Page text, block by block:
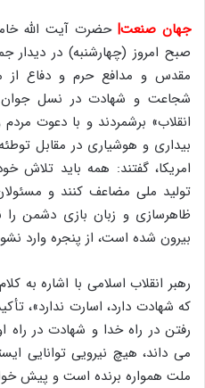
جهان صنعت| حضرت آیت الله
صبح امروز (چهارشنبه) در دیدار
مقدس و مدافع حرم و دفاع از
شجاعت و شهادت در نسل جوان
انقلاب» برشمردند و با دعوت
بیداری و هوشیاری در مقابل
امریکا، گفتند: همه باید تلاش
تولید ملی مضاعف کنند و
ظاهرسازی و زبان بازی دشمن
بیرون شده است، از پنجره وارد
رهبر انقلاب اسلامی با اشاره به
که شهادت دارد، اسارت ندارد»،
رفتن در راه خدا و شهادت در
می داند، هیچ نیرویی توانایی
ملت همواره برنده است و پیش